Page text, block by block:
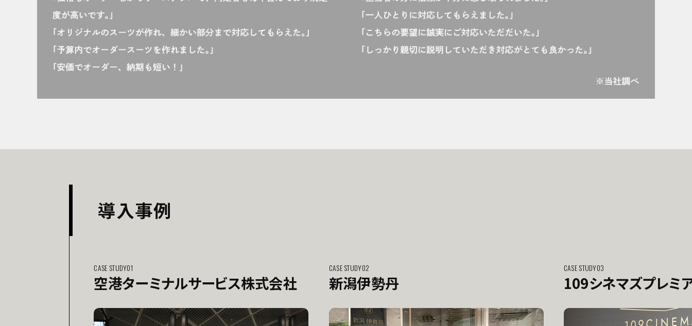
導入事例
CASE STUDY01
空港ターミナルサービス株式会社
CASE STUDY02
新潟伊勢丹
CASE STUDY03
109シネマズプレミ